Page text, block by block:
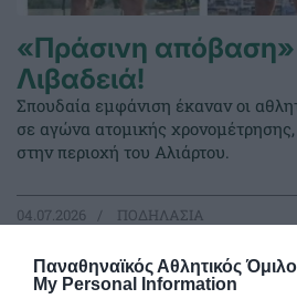
Παναθηναϊκός Αθλητικός
My Personal Information
«Πράσινη απόβαση»
Λιβαδειά!
Σπουδαία εμφάνιση έκαναν οι
σε αγώνα ατομικής
στην περιοχή του Αλιάρτου.
04.07.2026 ΠΟΔΗΛΑΣΙΑ